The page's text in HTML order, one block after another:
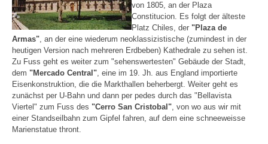
von 1805, an der Plaza
Constitucion. Es folgt der älteste
Platz Chiles, der "Plaza de
Armas", an der eine wiederum neoklassizistische (zumindest in der
heutigen Version nach mehreren Erdbeben) Kathedrale zu sehen ist.
Zu Fuss geht es weiter zum "sehenswertesten" Gebäude der Stadt,
dem "Mercado Central", eine im 19. Jh. aus England importierte
Eisenkonstruktion, die die Markthallen beherbergt. Weiter geht es
zunächst per U-Bahn und dann per pedes durch das "Bellavista
Viertel" zum Fuss des "Cerro San Cristobal", von wo aus wir mit
einer Standseilbahn zum Gipfel fahren, auf dem eine schneeweisse
Marienstatue thront.